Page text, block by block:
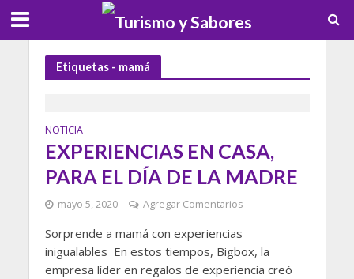
Etiquetas - mamá
NOTICIA
EXPERIENCIAS EN CASA,
PARA EL DÍA DE LA MADRE
mayo 5, 2020 Agregar Comentarios
Sorprende a mamá con experiencias
inigualables En estos tiempos, Bigbox, la
empresa líder en regalos de experiencia creó